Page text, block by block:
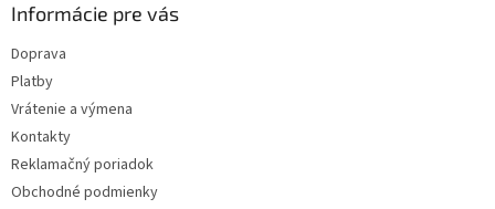
Informácie pre vás
Doprava
Platby
Vrátenie a výmena
Kontakty
Reklamačný poriadok
Obchodné podmienky